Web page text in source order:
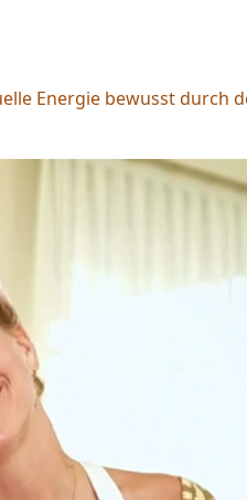
Energie bewusst durch